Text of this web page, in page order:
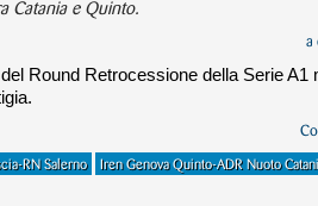
Catania e Quinto.
a
Round Retrocessione della Serie A1
RN Salerno
Iren Genova Quinto-ADR Nuoto